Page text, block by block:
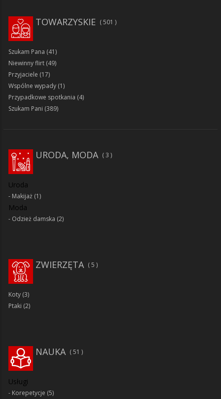
TOWARZYSKIE 501
Szukam Pana (41)
Niewinny flirt (49)
Przyjaciele (17)
Wspólne wypady (1)
Przypadkowe spotkania (4)
Szukam Pani (389)
URODA, MODA 3
Uroda
Makijaż (1)
Moda
Odzież damska (2)
ZWIERZĘTA 5
Koty (3)
Ptaki (2)
51
NAUKA
Usługi
Korepetycje (5)